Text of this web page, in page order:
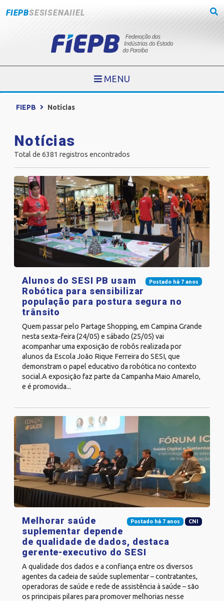
FIEPBSESISENAIIEL
MENU
FIEPB Notícias
Notícias
Total de 6381 registros encontrados
Postado há 7 anos
Alunos do SESI PB usam
Robótica para sensibilizar
população para postura segura no
trânsito
Quem passar pelo Partage Shopping, em Campina Grande
nesta sexta-feira (24/05) e sábado (25/05) vai
acompanhar uma exposição de robôs realizada por
alunos da Escola João Rique Ferreira do SESI, que
demonstram o papel educativo da robótica no contexto
social.A exposição faz parte da Campanha Maio Amarelo,
e é promovida...
Postado há 7 anos CNI
Melhorar saúde
suplementar depende
de qualidade de dados, destaca
gerente-executivo do SESI
A qualidade dos dados e a confiança entre os diversos
agentes da cadeia de saúde suplementar – contratantes,
operadoras de saúde e rede de assistência à saúde – são
os principais pilares para promover melhorias nesse